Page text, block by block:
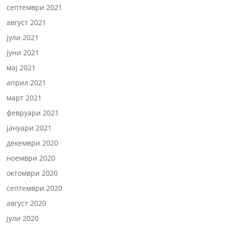
септември 2021
август 2021
јули 2021
јуни 2021
мај 2021
април 2021
март 2021
февруари 2021
јануари 2021
декември 2020
ноември 2020
октомври 2020
септември 2020
август 2020
јули 2020